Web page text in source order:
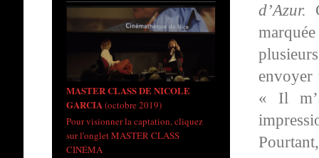
d’Azur.
envoyer
« Il
MASTER CLASS DE NICOLE
GARCIA(octobre 2019)
Pour visionner la captation, cliquez
sur l'onglet MASTER CLASS
CINÉMA